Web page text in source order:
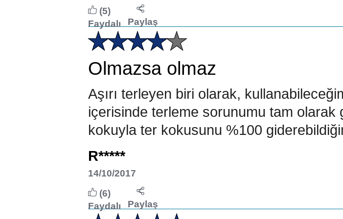
(5)
Faydalı
Paylaş
Olmazsa olmaz
Aşırı terleyen biri olarak,
içerisinde terleme sorunumu tam olarak
kokuyla ter kokusunu %100
R*****
14/10/2017
(6)
Faydalı
Paylaş